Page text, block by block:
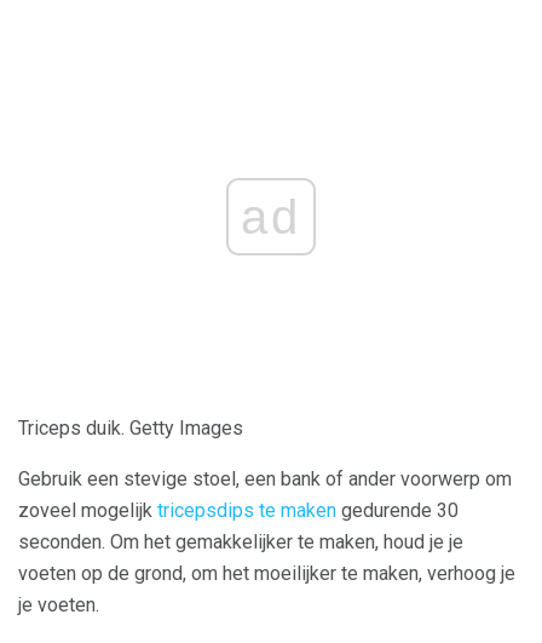
ad
Triceps duik. Getty Images
Gebruik een stevige stoel, een bank of ander voorwerp om
zoveel mogelijk tricepsdips te maken gedurende 30
seconden. Om het gemakkelijker te maken, houd je je
voeten op de grond, om het moeilijker te maken, verhoog je
je voeten.